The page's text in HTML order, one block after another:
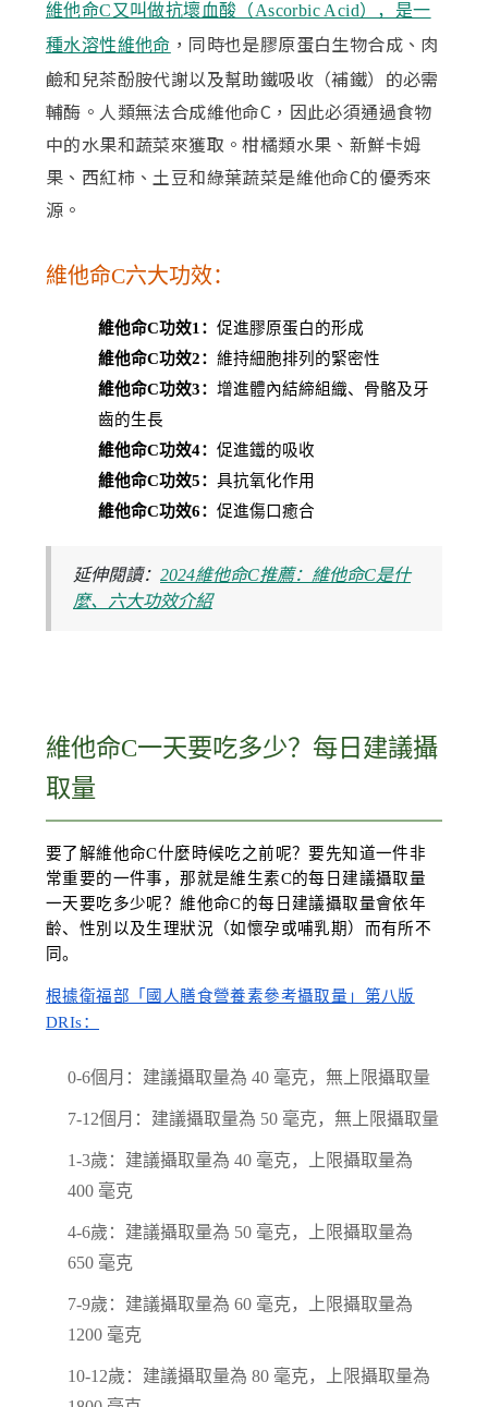
維他命C又叫做抗壞血酸（Ascorbic Acid），是一
種水溶性維他命 ，同時也是膠原蛋白生物合成、肉
鹼和兒茶酚胺代謝以及幫助鐵吸收（補鐵）的必需
輔酶。人類無法合成維他命C，因此必須通過食物
中的水果和蔬菜來獲取。柑橘類水果、新鮮卡姆
果、西紅柿、土豆和綠葉蔬菜是維他命C的優秀來
源。
維他命C六大功效：
維他命C功效1： 促進膠原蛋白的形成
維他命C功效2： 維持細胞排列的緊密性
維他命C功效3： 增進體內結締組織、骨骼及牙
齒的生長
維他命C功效4： 促進鐵的吸收
維他命C功效5： 具抗氧化作用
維他命C功效6： 促進傷口癒合
延伸閱讀： 2024維他命C推薦：維他命C是什
麼、六大功效介紹
維他命C一天要吃多少？每日建議攝
取量
要了解維他命C什麼時候吃之前呢？要先知道一件非
常重要的一件事，那就是維生素C的每日建議攝取量
一天要吃多少呢？維他命C的每日建議攝取量會依年
齡、性別以及生理狀況（如懷孕或哺乳期）而有所不
同。
根據衛福部「國人膳食營養素參考攝取量」第八版
DRIs：
0-6個月：建議攝取量為 40 毫克，無上限攝取量
7-12個月：建議攝取量為 50 毫克，無上限攝取量
1-3歲：建議攝取量為 40 毫克，上限攝取量為
400 毫克
4-6歲：建議攝取量為 50 毫克，上限攝取量為
650 毫克
7-9歲：建議攝取量為 60 毫克，上限攝取量為
1200 毫克
10-12歲：建議攝取量為 80 毫克，上限攝取量為